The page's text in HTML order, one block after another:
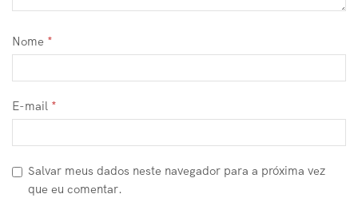
Nome *
E-mail *
Salvar meus dados neste navegador para a próxima vez
que eu comentar.